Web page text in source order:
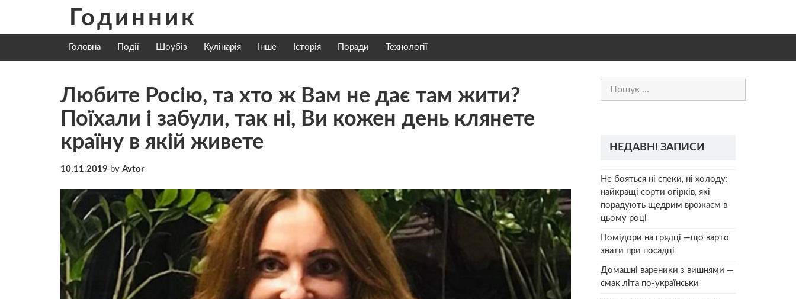
content
Годинник
Головна Події Шоубіз Кулінарія Інше Історія Поради Технології
Любите Росію, та хто ж Вам не дає там жити?
Поїхали і забули, так ні, Ви кожен день клянете
країну в якій живете
10.11.2019 by Avtor
Пошук:
НЕДАВНІ ЗАПИСИ
Не бояться ні спеки, ні холоду:
найкращі сорти огірків, які
порадують щедрим врожаєм в
цьому році
Помідори на грядці —що варто
знати при посадці
Домашні вареники з вишнями —
смак літа по-українськи